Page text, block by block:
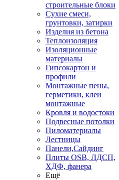
строительные блоки
Сухие смеси,
грунтовки, затирки
Изделия из бетона
Теплоизоляция
Изоляционные
материалы
Гипсокартон и
профили
Монтажные пены,
герметики, клеи
монтажные
Кровля и водостоки
Подвесные потолки
Пиломатериалы
Лестницы
Панели,Сайдинг
Плиты OSB, ЛДСП,
ХДФ, фанера
Ещё